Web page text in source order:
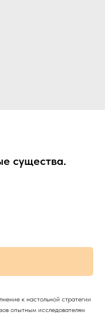
существа.
к настольной стратегии
опытным исследователям